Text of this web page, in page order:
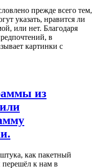
прежде всего тем,
указать, нравится ли
или нет. Благодаря
в
картинки с
из
штука, как пакетный
перешёл к нам в